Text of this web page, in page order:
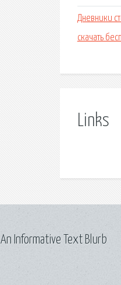
Дневники
скачать
Links
An Informative Text Blurb